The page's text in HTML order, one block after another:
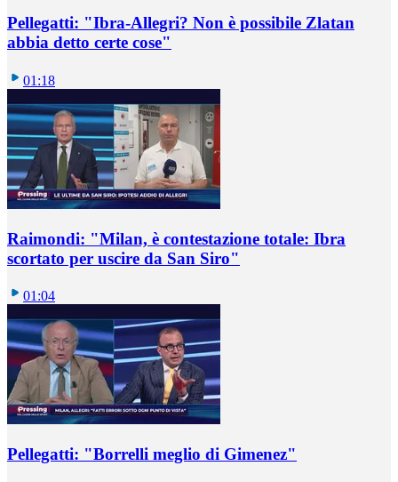
Pellegatti: "Ibra-Allegri? Non è possibile Zlatan
abbia detto certe cose"
01:18
Raimondi: "Milan, è contestazione totale: Ibra
scortato per uscire da San Siro"
01:04
Pellegatti: "Borrelli meglio di Gimenez"